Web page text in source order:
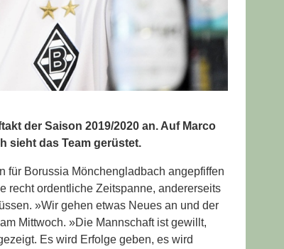
der Saison 2019/2020 an. Auf Marco
sieht das Team gerüstet.
für Borussia Mönchengladbach angepfiffen
recht ordentliche Zeitspanne, andererseits
»Wir gehen etwas Neues an und der
Mittwoch. »Die Mannschaft ist gewillt,
Es wird Erfolge geben, es wird